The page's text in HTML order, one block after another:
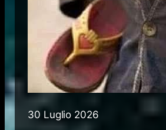
30 Luglio 2026